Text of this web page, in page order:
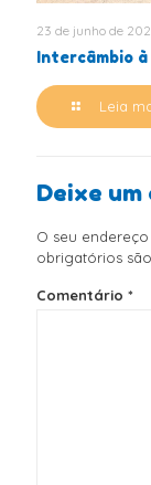
23 de junho de
Intercâmbio
Leia
Deixe
O seu
obrigatórios
Comentário *